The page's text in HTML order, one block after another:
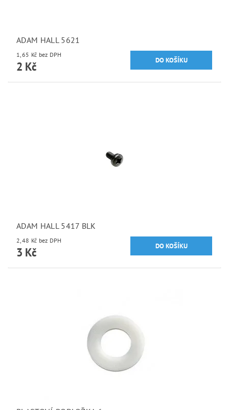
ADAM HALL 5621
1,65 Kč bez DPH
2 Kč
ADAM HALL 5417 BLK
2,48 Kč bez DPH
3 Kč